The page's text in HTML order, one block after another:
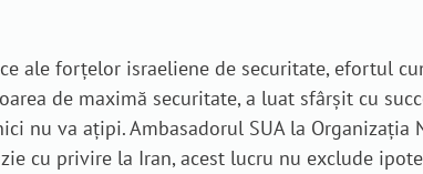
ale forțelor israeliene de securitate, efortul
de maximă securitate, a luat sfârșit cu
nu va ațipi. Ambasadorul SUA la
cu privire la Iran, acest lucru nu exclude